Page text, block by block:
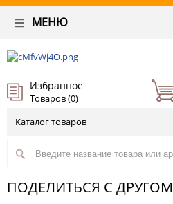
МЕНЮ
Избранное
Товаров (0)
Каталог товаров
ПОДЕЛИТЬСЯ С ДРУГОМ